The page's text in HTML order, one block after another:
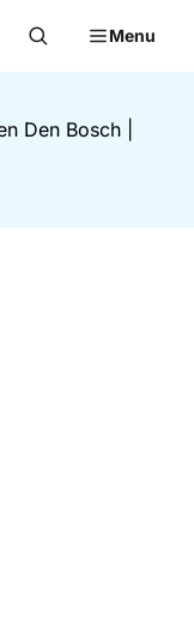
Menu
Den Bosch